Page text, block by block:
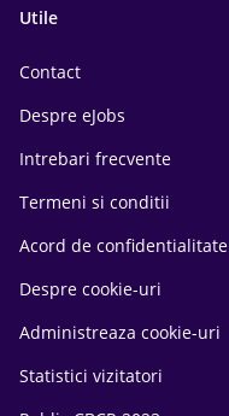
Utile
Contact
Despre eJobs
Intrebari frecvente
Termeni si conditii
Acord de confidentialitate
Despre cookie-uri
Administreaza cookie-uri
Statistici vizitatori